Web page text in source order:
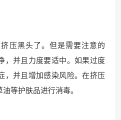
压黑头了。但是需要注意的
，并且力度要适中。如果过度
，并且增加感染风险。在挤压
等护肤品进行消毒。